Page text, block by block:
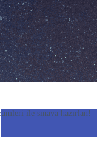
ile sınava hazırlan!